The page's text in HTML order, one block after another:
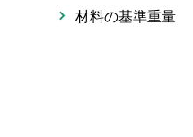
材料の基準重量